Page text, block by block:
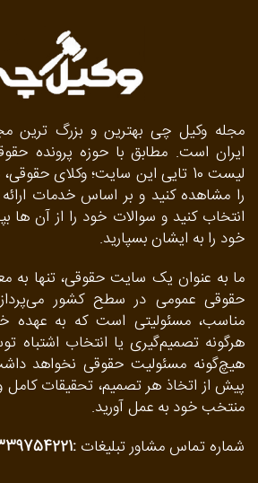
مجله وکیل چی بهترین و بزرگ ترین
ایران است. مطابق با حوزه پرونده
لیست 10 تایی این سایت؛ وکلای
را مشاهده کنید و بر اساس خدمات
انتخاب کنید و سوالات خود را از آن ها
خود را به ایشان بسپارید.
ما به‌ عنوان یک سایت حقوقی، تنها به
حقوقی عمومی در سطح کشور
مناسب، مسئولیتی است که به عهده
هرگونه تصمیم‌گیری یا انتخاب اشتباه
هیچ‌گونه مسئولیت حقوقی نخواهد
پیش از اتخاذ هر تصمیم، تحقیقات کامل
منتخب خود به عمل آورید.
شماره تماس مشاور تبلیغات :